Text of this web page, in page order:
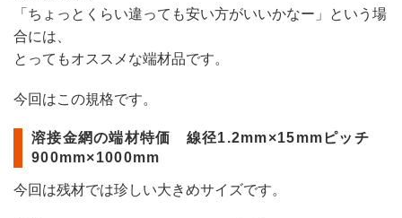
「ちょっとくらい違っても安い方がいいかなー」という場
合には、
とってもオススメな端材品です。
今回はこの規格です。
溶接金網の端材特価 線径1.2mm×15mmピッチ
900mm×1000mm
今回は残材では珍しい大きめサイズです。